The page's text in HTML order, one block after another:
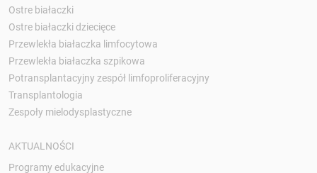
Ostre białaczki
Ostre białaczki dziecięce
Przewlekła białaczka limfocytowa
Przewlekła białaczka szpikowa
Potransplantacyjny zespół limfoproliferacyjny
Transplantologia
Zespoły mielodysplastyczne
AKTUALNOŚCI
Programy edukacyjne